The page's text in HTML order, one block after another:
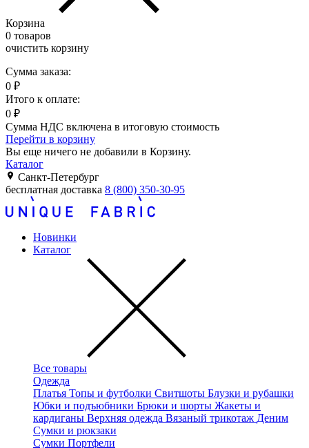
Корзина
0 товаров
очистить корзину
Сумма заказа:
0 ₽
Итого к оплате:
0 ₽
Сумма НДС включена в итоговую стоимость
Перейти в корзину
Вы еще ничего не добавили в Корзину.
Каталог
Санкт-Петербург
бесплатная доставка 8 (800) 350-30-95
Новинки
Каталог
Все товары
Одежда
Платья Топы и футболки Свитшоты Блузки и рубашки
Юбки и подъюбники Брюки и шорты Жакеты и
кардиганы Верхняя одежда Вязаный трикотаж Деним
Сумки и рюкзаки
Сумки Портфели